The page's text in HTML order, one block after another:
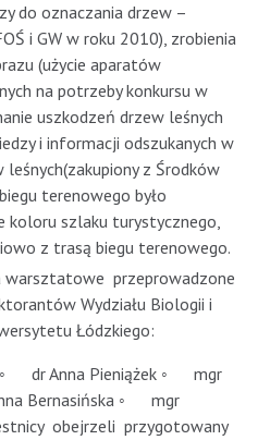
do oznaczania drzew –
i GW w roku 2010), zrobienia
(użycie aparatów
na potrzeby konkursu w
uszkodzeń drzew leśnych
i informacji odszukanych w
z Środków
terenowego było
koloru szlaku turystycznego,
z trasą biegu terenowego.
warsztatowe przeprowadzone
Wydziału Biologii i
Łódzkiego:
dr Anna Pieniążek ◦ mgr
Bernasińska ◦ mgr
obejrzeli przygotowany